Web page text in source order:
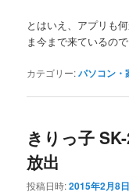
とはいえ、アプリも
ま今まで来ているの
カテゴリー:パソコン・
きりっ子
放出
投稿日時:2015年2月8日